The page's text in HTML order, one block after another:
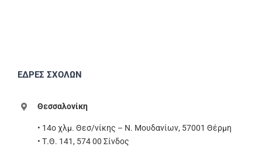
ΕΔΡΕΣ ΣΧΟΛΩΝ
Θεσσαλονίκη
• 14ο χλμ. Θεσ/νίκης – Ν. Μουδανίων, 57001 Θέρμη
• Τ.Θ. 141, 574 00 Σίνδος